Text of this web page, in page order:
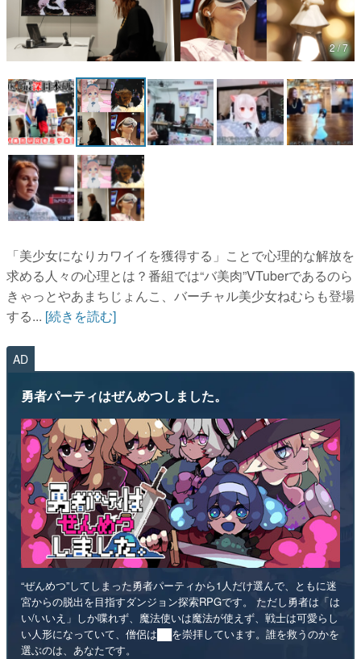
電ファミニコゲーマーとは？
運営：株式会社マレ
2 / 7
「美少女になりカワイイを獲得する」ことで心理的な解放を
求める人々の心理とは？番組では“バ美肉”VTuberであるのら
きゃっとやあまちじょんこ、バーチャル美少女ねむらも登場
する... [続きを読む]
AD
勇者パーティはぜんめつしました。
“ぜんめつ”してしまった勇者パーティから1人だけ選んで、ともに迷
宮からの脱出を目指すダンジョン探索RPGです。 ただし勇者は「は
い/いいえ」しか喋れず、魔法使いは魔法が使えず、戦士は可愛らし
い人形になっていて、僧侶は██を崇拝しています。誰を救うのかを
選ぶのは、あなたです。